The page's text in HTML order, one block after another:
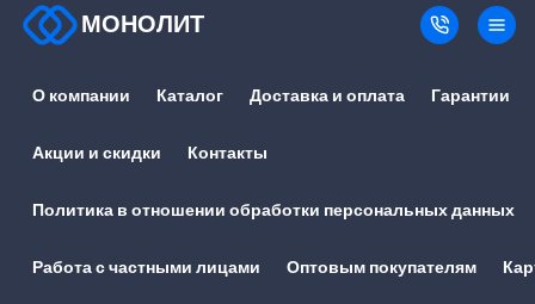
МОНОЛИТ
О компании Каталог Доставка и оплата Гарантии
Акции и скидки Контакты
Политика в отношении обработки персональных данных
Работа с частными лицами Оптовым покупателям